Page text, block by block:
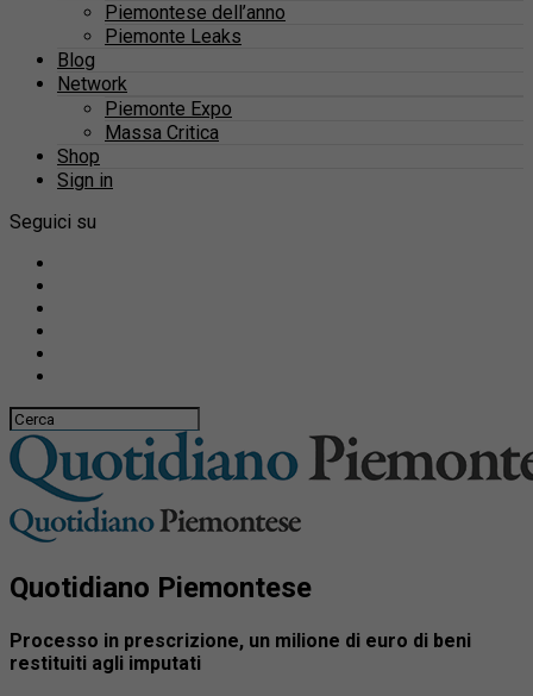
Piemontese dell’anno
Piemonte Leaks
Blog
Network
Piemonte Expo
Massa Critica
Shop
Sign in
Seguici su
Quotidiano Piemontese
Processo in prescrizione, un milione di euro di beni
restituiti agli imputati